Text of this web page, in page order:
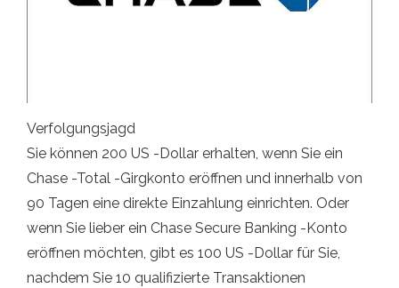
Verfolgungsjagd
Sie können 200 US -Dollar erhalten, wenn Sie ein
Chase -Total -Girgkonto eröffnen und innerhalb von
90 Tagen eine direkte Einzahlung einrichten. Oder
wenn Sie lieber ein Chase Secure Banking -Konto
eröffnen möchten, gibt es 100 US -Dollar für Sie,
nachdem Sie 10 qualifizierte Transaktionen